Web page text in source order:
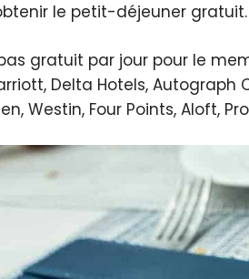
le petit-déjeuner
gratuit par jour pour le
Delta Hotels, Autograph
Westin, Four Points, Aloft,